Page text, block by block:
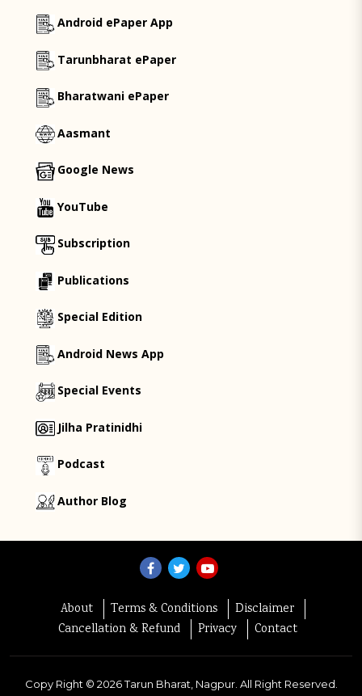
Android ePaper App
Tarunbharat ePaper
Bharatwani ePaper
Aasmant
Google News
YouTube
Subscription
Publications
Special Edition
Android News App
Special Events
Jilha Pratinidhi
Podcast
Author Blog
About Terms & Conditions
Disclaimer
Cancellation & Refund
Privacy Contact
Copy Right © 2026Tarun Bharat, Nagpur. All Right Reserved.